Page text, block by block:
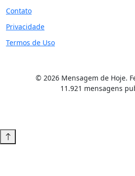
Contato
Privacidade
Termos de Uso
© 2026 Mensagem de Hoje.
11.921 mensagens